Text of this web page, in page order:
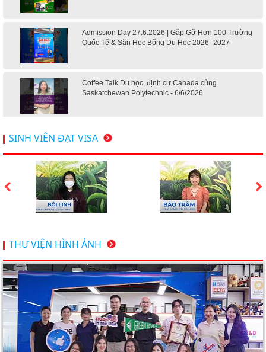
Admission Day 27.6.2026 | Gặp Gỡ Hơn 100 Trường
Quốc Tế & Săn Học Bổng Du Học 2026–2027
Coffee Talk Du học, định cư Canada cùng
Saskatchewan Polytechnic - 6/6/2026
Hội thảo du học Mỹ 18.4.2026 - Đại học Mỹ học phí
dưới 20k/ năm
Du học Mỹ 2026 - Lấy bằng cử nhân lúc 20 tuổi cùng
chương trình High School Completion, Washington
bạn khám phá
Du học Mỹ năm 2026: Cơ hội học tập và trải nghiệm tại
nền giáo dục hàng đầu
TƯ VẤN DU HỌC TOÀN DIỆN – BƯỚC ĐỆM VỮNG
CHẮC TỪ NEW WORLD EDUCATION
SINH VIÊN ĐẠT VISA
THƯ VIỆN HÌNH ẢNH